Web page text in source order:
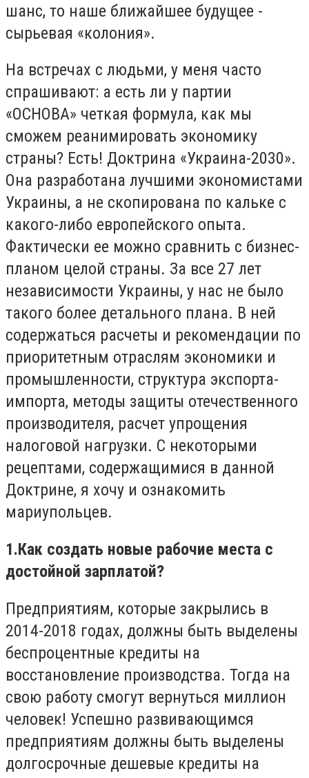
шанс, то наше ближайшее будущее -
сырьевая «колония».
На встречах с людьми, у меня часто
спрашивают: а есть ли у партии
«ОСНОВА» четкая формула, как мы
сможем реанимировать экономику
страны? Есть! Доктрина «Украина-2030».
Она разработана лучшими экономистами
Украины, а не скопирована по кальке с
какого-либо европейского опыта.
Фактически ее можно сравнить с бизнес-
планом целой страны. За все 27 лет
независимости Украины, у нас не было
такого более детального плана. В ней
содержаться расчеты и рекомендации по
приоритетным отраслям экономики и
промышленности, структура экспорта-
импорта, методы защиты отечественного
производителя, расчет упрощения
налоговой нагрузки. С некоторыми
рецептами, содержащимися в данной
Доктрине, я хочу и ознакомить
мариупольцев.
1.Как создать новые рабочие места с
достойной зарплатой?
Предприятиям, которые закрылись в
2014-2018 годах, должны быть выделены
беспроцентные кредиты на
восстановление производства. Тогда на
свою работу смогут вернуться миллион
человек! Успешно развивающимся
предприятиям должны быть выделены
долгосрочные дешевые кредиты на